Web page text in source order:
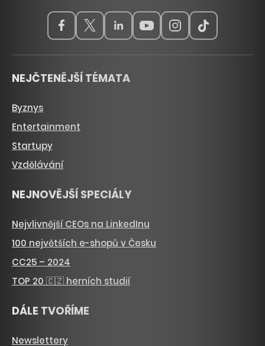
NEJČTENĚJŠÍ TÉMATA
Byznys
Entertainment
Startupy
Vzdělávání
NEJNOVĚJŠÍ SPECIÁLY
Nejvlivnější CEOs na LinkedInu
100 největších e-shopů v Česku
CC25 – 2024
TOP 20 🇨🇿 herních studií
DÁLE TVOŘÍME
Newslettery